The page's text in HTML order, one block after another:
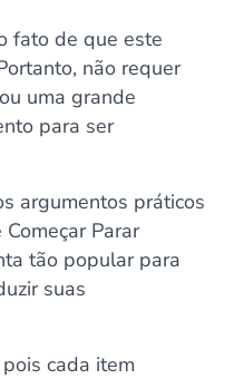
fato de que este
não requer
uma grande
para ser
argumentos práticos
Parar
tão popular para
suas
cada item